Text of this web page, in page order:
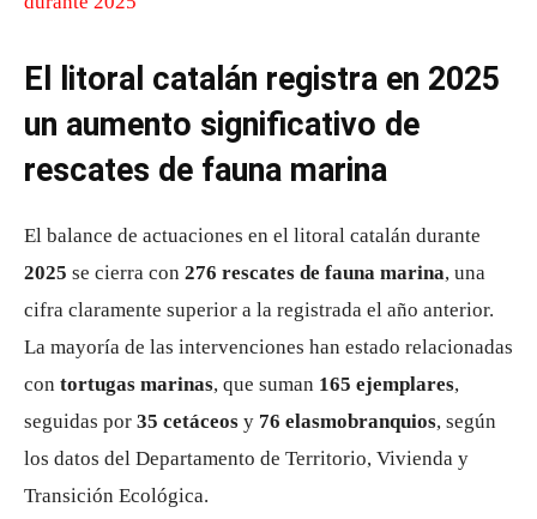
El litoral catalán registra en 2025
un aumento significativo de
rescates de fauna marina
El balance de actuaciones en el litoral catalán durante
2025 se cierra con 276 rescates de fauna marina, una
cifra claramente superior a la registrada el año anterior.
La mayoría de las intervenciones han estado relacionadas
con tortugas marinas, que suman 165 ejemplares,
seguidas por 35 cetáceos y 76 elasmobranquios, según
los datos del Departamento de Territorio, Vivienda y
Transición Ecológica.